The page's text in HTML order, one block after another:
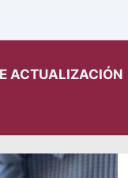
ACTUALIZACIÓN